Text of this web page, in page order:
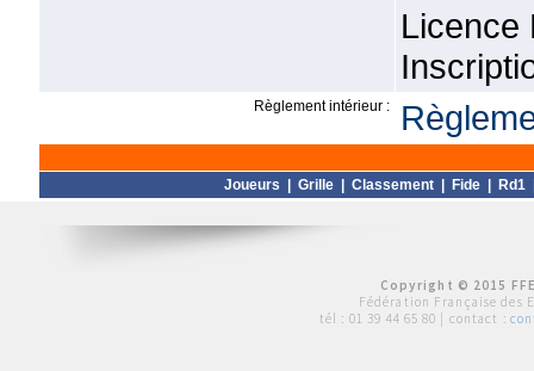
Licence
Règlement intérieur :
Joueurs Grille| Classement| Fide| Rd1
Copyright © 2015
Fédération Française des
tél : 01 39 44 65 80 | contact :